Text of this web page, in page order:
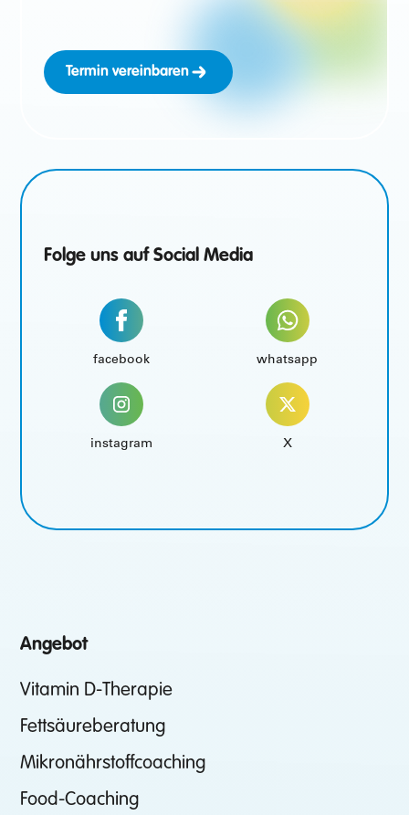
Termin vereinbaren
Folge uns auf Social Media
facebook
instagram
whatsapp
X
Angebot
Vitamin D-Therapie
Fettsäureberatung
Mikronährstoffcoaching
Food-Coaching